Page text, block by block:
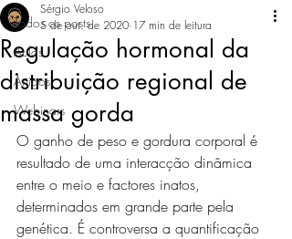
Todos os posts
Aulas
Artigos
Webinars
Regulação hormonal da
distribuição regional de
massa gorda
Sérgio Veloso
5 de out. de 2020 17 min de leitura
O ganho de peso e gordura corporal é
resultado de uma interacção dinâmica
entre o meio e factores inatos,
determinados em grande parte pela
genética. É controversa a quantificação